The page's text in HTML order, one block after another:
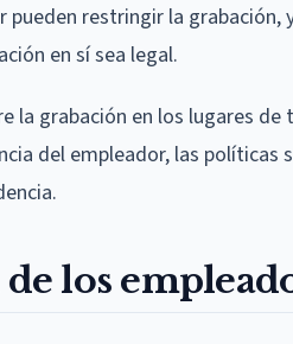
restringir la grabación,
en sí sea legal.
la grabación en los lugares de
del empleador, las
los